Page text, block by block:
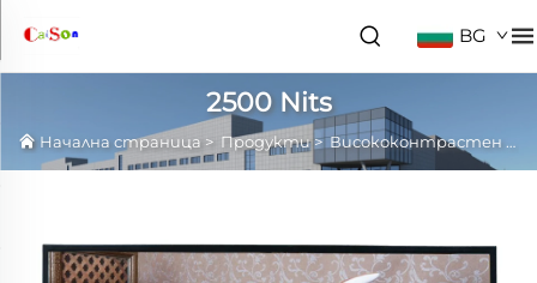
BG
2500 Nits
Начална страница > Продукти>Висококонтрастен LCD панел